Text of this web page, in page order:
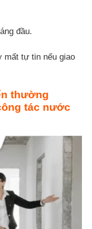
đầu.
mất tự tin nếu giao
thường
tác nước